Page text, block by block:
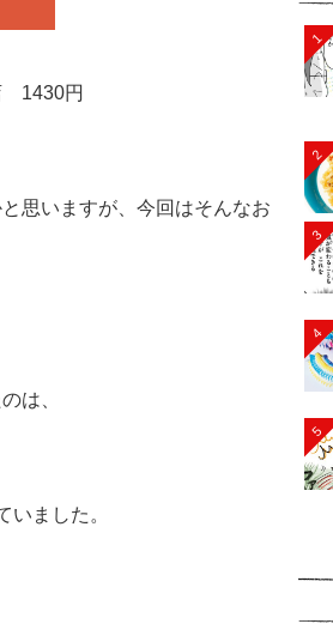
1430円
思いますが、今回はそんなお
は、
ました。
1
2
3
4
5